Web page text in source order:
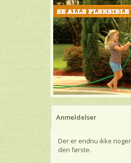
Anmeldelser
Der er endnu ikke
den første.